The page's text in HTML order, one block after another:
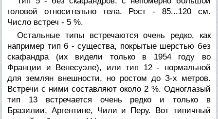
головой относительно тела. Рост - 85...120 см.
Число встреч - 5 %.
Остальные типы встречаются очень редко, как
например тип 6 - существа, покрытые шерстью без
скафандра (их видели только в 1954 году во
Франции и Венесуэле), или тип 12 - нормальной
для землян внешности, но ростом до З-х метров.
Встречи с ними составляют около 2 %. Одноглазый
тип 13 встречается очень редко и только в
Бразилии, Аргентине, Чили и Перу. Вот типичный